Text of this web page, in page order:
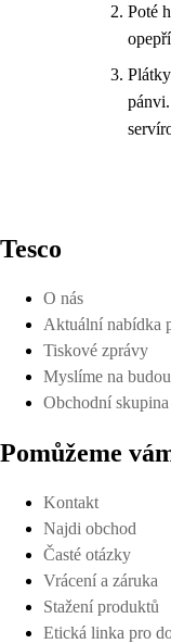
Poté
Tesco
O nás
Aktuální nabídka
Tiskové zprávy
Myslíme na
Obchodní skupina
Pomůžeme
Kontakt
Najdi obchod
Časté otázky
Vrácení a záruka
Stažení produktů
Etická linka pro